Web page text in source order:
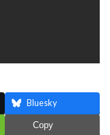
Bluesky
Copy